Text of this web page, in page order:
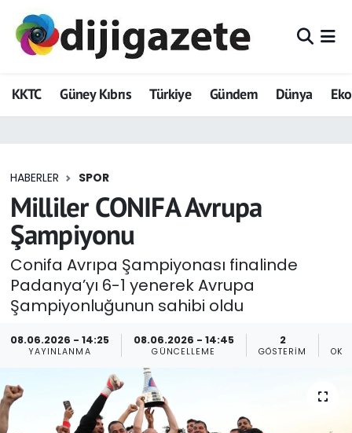
KKTC Güney Kıbrıs Türkiye Gündem Dünya
HABERLER SPOR
Milliler CONIFA Avrupa
Şampiyonu
Conifa Avrıpa Şampiyonası finalinde
Padanya’yı 6-1 yenerek Avrupa
Şampiyonluğunun sahibi oldu
08.06.2026 - 14:25
YAYINLANMA
08.06.2026 - 14:45
GÜNCELLEME
2
GÖSTERIM
ADVERTORIAL
Dijigazete
Eğitim
Ekonomi
Foto Galeri
GEZİ
Güncel
KKTC
Hava Durumu
Trafik Durumu
Tüm Manşetler
Son Dakika Haberleri
Haber Arşivi